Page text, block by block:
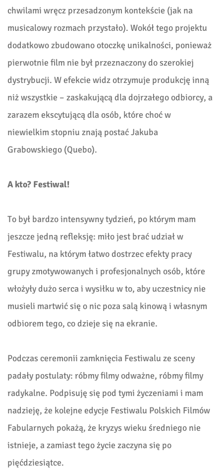
chwilami wręcz przesadzonym kontekście (jak na
musicalowy rozmach przystało). Wokół tego projektu
dodatkowo zbudowano otoczkę unikalności, ponieważ
pierwotnie film nie był przeznaczony do szerokiej
dystrybucji. W efekcie widz otrzymuje produkcję inną
niż wszystkie – zaskakującą dla dojrzałego odbiorcy, a
zarazem ekscytującą dla osób, które choć w
niewielkim stopniu znają postać Jakuba
Grabowskiego (Quebo).
A kto? Festiwal!
To był bardzo intensywny tydzień, po którym mam
jeszcze jedną refleksję: miło jest brać udział w
Festiwalu, na którym łatwo dostrzec efekty pracy
grupy zmotywowanych i profesjonalnych osób, które
włożyły dużo serca i wysiłku w to, aby uczestnicy nie
musieli martwić się o nic poza salą kinową i własnym
odbiorem tego, co dzieje się na ekranie.
Podczas ceremonii zamknięcia Festiwalu ze sceny
padały postulaty: róbmy filmy odważne, róbmy filmy
radykalne. Podpisuję się pod tymi życzeniami i mam
nadzieję, że kolejne edycje Festiwalu Polskich Filmów
Fabularnych pokażą, że kryzys wieku średniego nie
istnieje, a zamiast tego życie zaczyna się po
pięćdziesiątce.